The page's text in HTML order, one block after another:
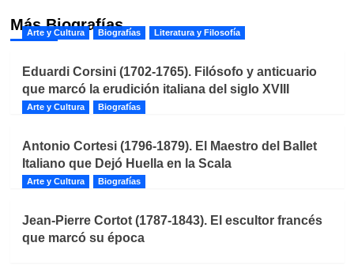
Más Biografías
Arte y Cultura Biografías Literatura y Filosofía
Eduardi Corsini (1702-1765). Filósofo y anticuario
que marcó la erudición italiana del siglo XVIII
Arte y Cultura Biografías
Antonio Cortesi (1796-1879). El Maestro del Ballet
Italiano que Dejó Huella en la Scala
Arte y Cultura Biografías
Jean-Pierre Cortot (1787-1843). El escultor francés
que marcó su época